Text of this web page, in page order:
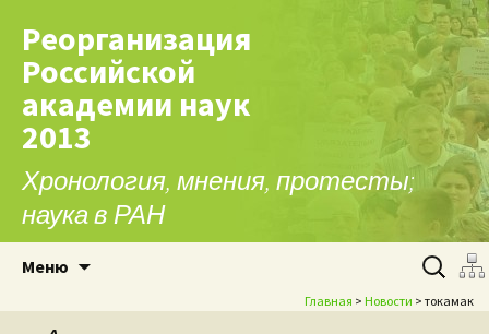
Реорганизация
Российской
академии наук
2013
Хронология, мнения, протесты;
наука в РАН
Меню Найти:
Главная > Новости > токамак